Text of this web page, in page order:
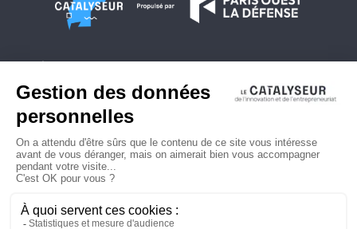
Conditions générales d'utilisation
Contactez-nous
Politique de confidentialité
Plan du site
© 2026 Copyright - Le Catalyseur